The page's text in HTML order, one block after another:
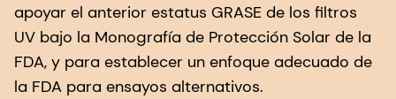
apoyar el anterior estatus GRASE de los filtros
UV bajo la Monografía de Protección Solar de la
FDA, y para establecer un enfoque adecuado de
la FDA para ensayos alternativos.